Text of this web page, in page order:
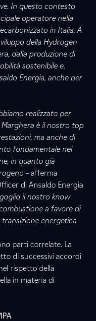
In questo contesto
operatore nella
in Italia. A
della Hydrogen
dalla produzione di
sostenibile e,
Energia, anche per
realizzato per
è il nostro top
ma anche di
fondamentale nel
in quanto già
– afferma
di Ansaldo Energia
il nostro know
a favore di
energetica
parti correlate. La
di successivi accordi
rispetto della
in materia di